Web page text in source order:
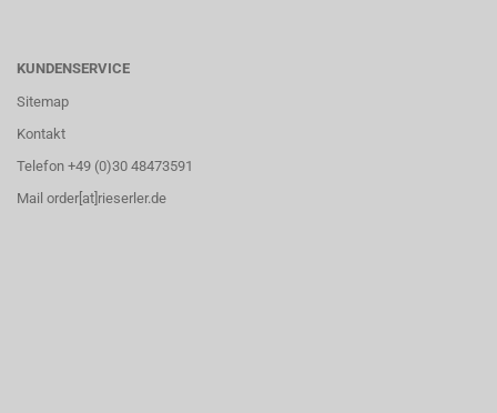
KUNDENSERVICE
Sitemap
Kontakt
Telefon +49 (0)30 48473591
Mail order[at]rieserler.de